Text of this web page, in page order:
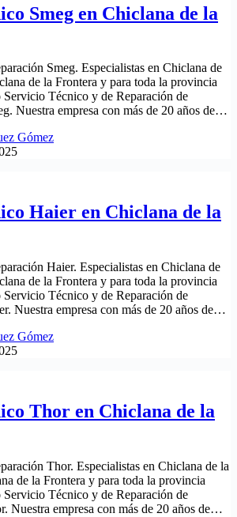
Smeg en Chiclana de la
Smeg. Especialistas en Chiclana de
de la Frontera y para toda la provincia
Servicio Técnico y de Reparación de
Nuestra empresa con más de 20 años de…
Gómez
Haier en Chiclana de la
Haier. Especialistas en Chiclana de
de la Frontera y para toda la provincia
Servicio Técnico y de Reparación de
Nuestra empresa con más de 20 años de…
Gómez
Thor en Chiclana de la
Thor. Especialistas en Chiclana de la
de la Frontera y para toda la provincia
Servicio Técnico y de Reparación de
Nuestra empresa con más de 20 años de…